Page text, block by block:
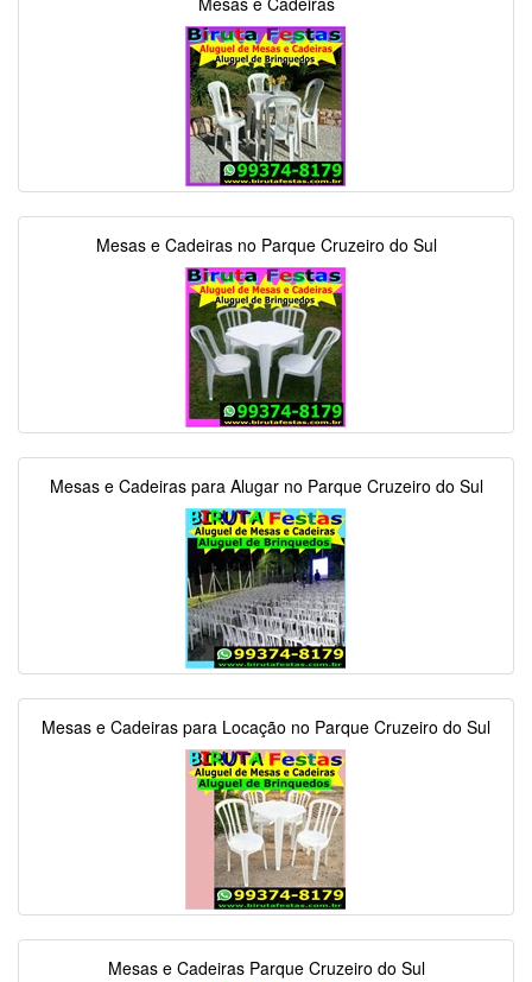
Mesas e Cadeiras no Parque Cruzeiro do Sul
Mesas e Cadeiras para Alugar no Parque Cruzeiro do Sul
Mesas e Cadeiras para Locação no Parque Cruzeiro do Sul
Mesas e Cadeiras Parque Cruzeiro do Sul